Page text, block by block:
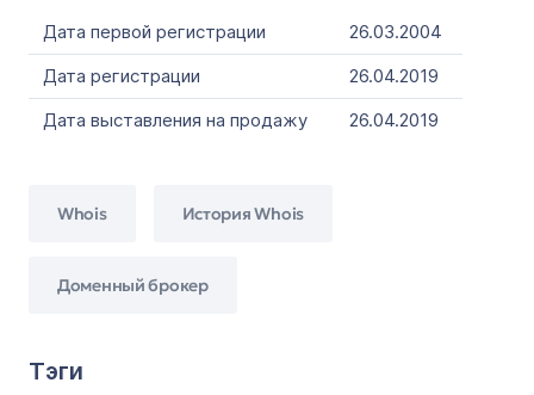
Дата первой регистрации
26.03.2004
Дата регистрации
26.04.2019
Дата выставления на продажу
26.04.2019
Whois История Whois
Доменный брокер
Тэги